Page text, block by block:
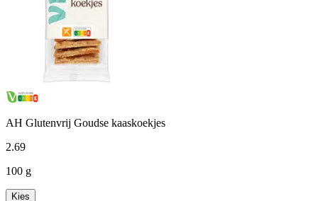
AH Glutenvrij Goudse kaaskoekjes
2.69
100 g
Kies